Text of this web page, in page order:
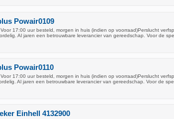
Powair0109
17:00 uur besteld, morgen in huis (indien op voorraad)Perslucht
Al jaren een betrouwbare leverancier van gereedschap. Voor de
Powair0110
17:00 uur besteld, morgen in huis (indien op voorraad)Perslucht
Al jaren een betrouwbare leverancier van gereedschap. Voor de
Einhell 4132900